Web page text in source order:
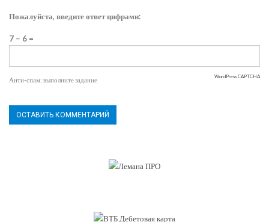
Пожалуйста, введите ответ цифрами:
7 − 6 =
Анти-спам: выполните задание WordPress CAPTCHA